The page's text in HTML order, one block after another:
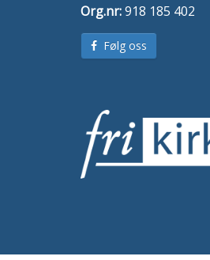
Org.nr:918 185 402
Følg oss